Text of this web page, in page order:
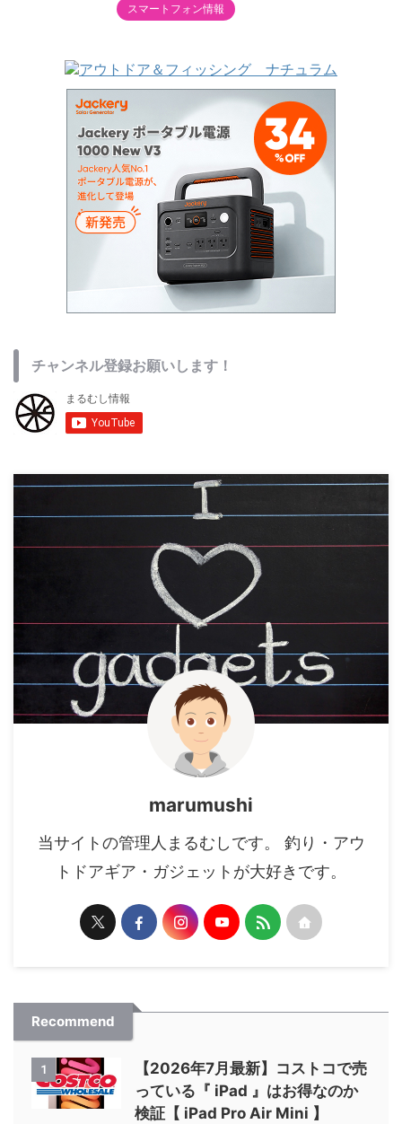
スマートフォン情報
チャンネル登録お願いします！
marumushi
当サイトの管理人まるむしです。 釣り・アウ
トドアギア・ガジェットが大好きです。
Recommend
1
【2026年7月最新】コストコで売
っている『 iPad 』はお得なのか
検証【 iPad Pro Air Mini 】